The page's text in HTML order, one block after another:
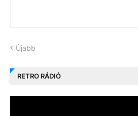
Újabb
RETRO RÁDIÓ